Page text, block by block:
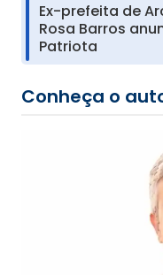
Ex-prefeita de
Rosa Barros
Patriota
Conheça o